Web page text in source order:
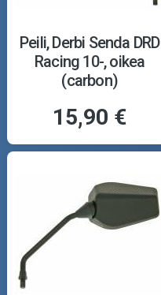
Peili, Derbi Senda DRD
Racing 10-, oikea
(carbon)
15,90 €